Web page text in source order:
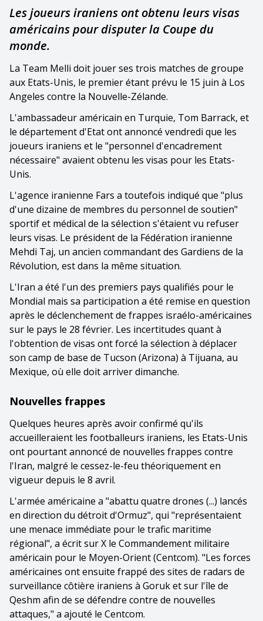
Les joueurs iraniens ont obtenu leurs visas
américains pour disputer la Coupe du
monde.
La Team Melli doit jouer ses trois matches de groupe
aux Etats-Unis, le premier étant prévu le 15 juin à Los
Angeles contre la Nouvelle-Zélande.
L'ambassadeur américain en Turquie, Tom Barrack, et
le département d'Etat ont annoncé vendredi que les
joueurs iraniens et le "personnel d'encadrement
nécessaire" avaient obtenu les visas pour les Etats-
Unis.
L'agence iranienne Fars a toutefois indiqué que "plus
d'une dizaine de membres du personnel de soutien"
sportif et médical de la sélection s'étaient vu refuser
leurs visas. Le président de la Fédération iranienne
Mehdi Taj, un ancien commandant des Gardiens de la
Révolution, est dans la même situation.
L'Iran a été l'un des premiers pays qualifiés pour le
Mondial mais sa participation a été remise en question
après le déclenchement de frappes israélo-américaines
sur le pays le 28 février. Les incertitudes quant à
l'obtention de visas ont forcé la sélection à déplacer
son camp de base de Tucson (Arizona) à Tijuana, au
Mexique, où elle doit arriver dimanche.
Nouvelles frappes
Quelques heures après avoir confirmé qu'ils
accueilleraient les footballeurs iraniens, les Etats-Unis
ont pourtant annoncé de nouvelles frappes contre
l'Iran, malgré le cessez-le-feu théoriquement en
vigueur depuis le 8 avril.
L'armée américaine a "abattu quatre drones (...) lancés
en direction du détroit d'Ormuz", qui "représentaient
une menace immédiate pour le trafic maritime
régional", a écrit sur X le Commandement militaire
américain pour le Moyen-Orient (Centcom). "Les forces
américaines ont ensuite frappé des sites de radars de
surveillance côtière iraniens à Goruk et sur l'île de
Qeshm afin de se défendre contre de nouvelles
attaques," a ajouté le Centcom.